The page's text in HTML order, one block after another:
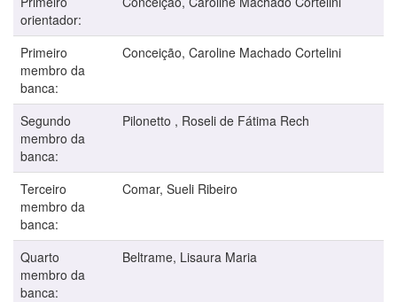
orientador:
Primeiro
membro da
banca:
Conceição, Caroline Machado Cortelini
Segundo
membro da
banca:
Pilonetto , Roseli de Fátima Rech
Terceiro
membro da
banca:
Comar, Sueli Ribeiro
Quarto
membro da
banca:
Beltrame, Lisaura Maria